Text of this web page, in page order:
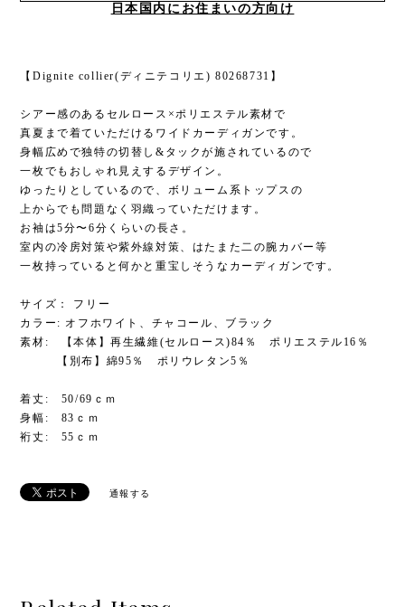
日本国内にお住まいの方向け
【Dignite collier(ディニテコリエ) 80268731】
シアー感のあるセルロース×ポリエステル素材で
真夏まで着ていただけるワイドカーディガンです。
身幅広めで独特の切替し&タックが施されているので
一枚でもおしゃれ見えするデザイン。
ゆったりとしているので、ボリューム系トップスの
上からでも問題なく羽織っていただけます。
お袖は5分〜6分くらいの長さ。
室内の冷房対策や紫外線対策、はたまた二の腕カバー等
一枚持っていると何かと重宝しそうなカーディガンです。
サイズ： フリー
カラー: オフホワイト、チャコール、ブラック
素材: 【本体】再生繊維(セルロース)84％ ポリエステル16％
【別布】綿95％ ポリウレタン5％
着丈: 50/69ｃｍ
身幅: 83ｃｍ
裄丈: 55ｃｍ
通報する